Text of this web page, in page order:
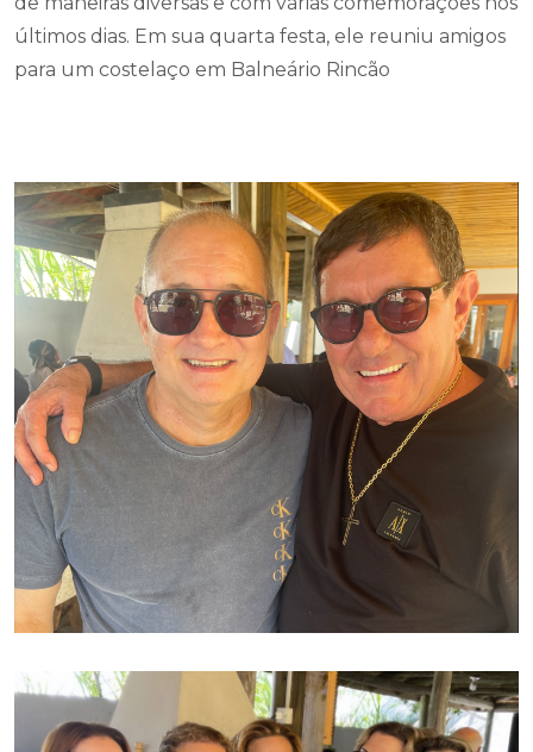
últimos dias. Em sua quarta festa, ele reuniu amigos
para um costelaço em Balneário Rincão